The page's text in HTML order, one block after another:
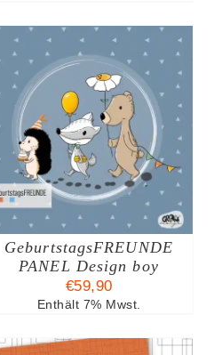
GeburtstagsFREUNDE
PANEL Design boy
€59,90
Enthält 7% Mwst.